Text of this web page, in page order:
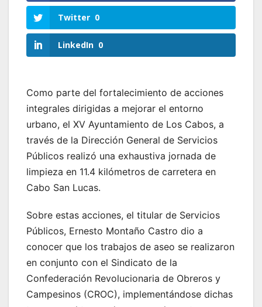
Twitter 0
LinkedIn 0
Como parte del fortalecimiento de acciones
integrales dirigidas a mejorar el entorno
urbano, el XV Ayuntamiento de Los Cabos, a
través de la Dirección General de Servicios
Públicos realizó una exhaustiva jornada de
limpieza en 11.4 kilómetros de carretera en
Cabo San Lucas.
Sobre estas acciones, el titular de Servicios
Públicos, Ernesto Montaño Castro dio a
conocer que los trabajos de aseo se realizaron
en conjunto con el Sindicato de la
Confederación Revolucionaria de Obreros y
Campesinos (CROC), implementándose dichas